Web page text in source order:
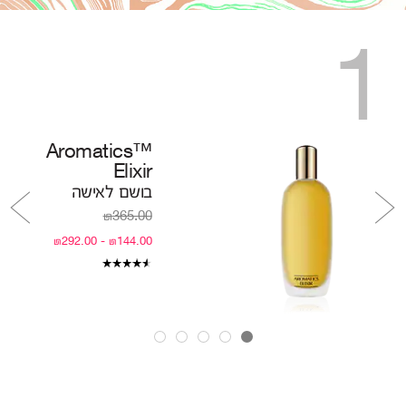
1
™Aromatics
Elixir
בושם לאישה
₪365.00
₪144.00 - ₪292.00